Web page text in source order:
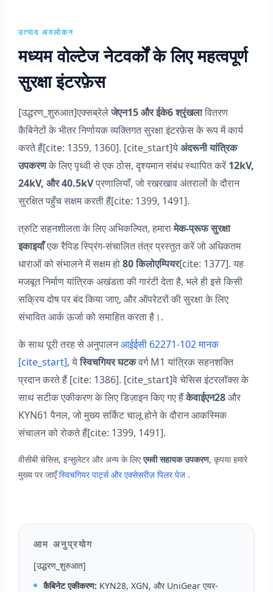
उत्पाद अवलोकन
मध्यम वोल्टेज नेटवर्कों के लिए महत्वपूर्ण
सुरक्षा इंटरफ़ेस
[उद्धरण_शुरुआत]एक्सब्रेलेजेएन15 और ईके6 श्रृंखलावितरण
कैबिनेटों के भीतर निर्णायक व्यक्तिगत सुरक्षा इंटरफ़ेस के रूप में कार्य
करते हैं[cite: 1359, 1360]. [cite_start]येअंदरूनी यांत्रिक
उपकरणके लिए पृथ्वी से एक ठोस, दृश्यमान संबंध स्थापित करें 12kV,
24kV, और 40.5kVप्रणालियाँ, जो रखरखाव अंतरालों के दौरान
सुरक्षित पहुँच सक्षम करती हैं[cite: 1399, 1491].
त्रुटि सहनशीलता के लिए अभिकल्पित, हमारामेक-प्रूफ सुरक्षा
इकाइयाँएक रैपिड स्प्रिंग-संचालित तंत्र प्रस्तुत करें जो अधिकतम
धाराओं को संभालने में सक्षम हो80 किलोएम्पियर[cite: 1377]. यह
मजबूत निर्माण यांत्रिक अखंडता की गारंटी देता है, भले ही इसे किसी
सक्रिय दोष पर बंद किया जाए, और ऑपरेटरों की सुरक्षा के लिए
संभावित आर्क ऊर्जा को समाहित करता है।.
के साथ पूरी तरह से अनुपालनआईईसी 62271-102 मानक
[cite_start], येस्विचगियर घटकवर्ग M1 यांत्रिक सहनशक्ति
प्रदान करते हैं [cite: 1386]. [cite_start]वे चेसिस इंटरलॉक्स के
साथ सटीक एकीकरण के लिए डिज़ाइन किए गए हैंकेवाईएन28और
KYN61 पैनल, जो मुख्य सर्किट चालू होने के दौरान आकस्मिक
संचालन को रोकते हैं[cite: 1399, 1491].
वीसीबी चेसिस, इन्सुलेटर और अन्य के लिएएमवी सहायक उपकरण, कृपया हमारे
मुख्य पर जाएँस्विचगियर पार्ट्स और एक्सेसरीज़ पिलर पेज .
आम अनुप्रयोग
[उद्धरण_शुरुआत]
कैबिनेट एकीकरण: KYN28, XGN, और UniGear एयर-